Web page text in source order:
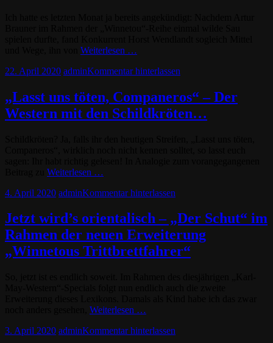
Weiterlesen …
22. April 2020 adminKommentar hinterlassen
„Lasst uns töten, Companeros“ – Der
Western mit den Schildkröten…
Weiterlesen …
4. April 2020 adminKommentar hinterlassen
Jetzt wird’s orientalisch – „Der Schut“ im
Rahmen der neuen Erweiterung
„Winnetous Trittbrettfahrer“
Weiterlesen …
3. April 2020 adminKommentar hinterlassen